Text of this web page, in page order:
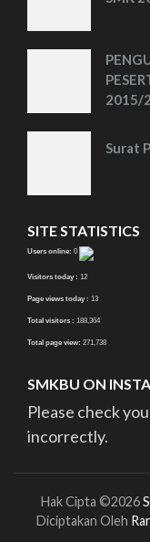
2015/
Surat
SITE STATISTICS
Users online: 0
Visitors today : 12
Page views today : 13
Total visitors : 188,364
Total page view: 271,738
SMKBU ON
Please check
incorrectly.
Hak Cipta ©2026
Diciptakan Oleh